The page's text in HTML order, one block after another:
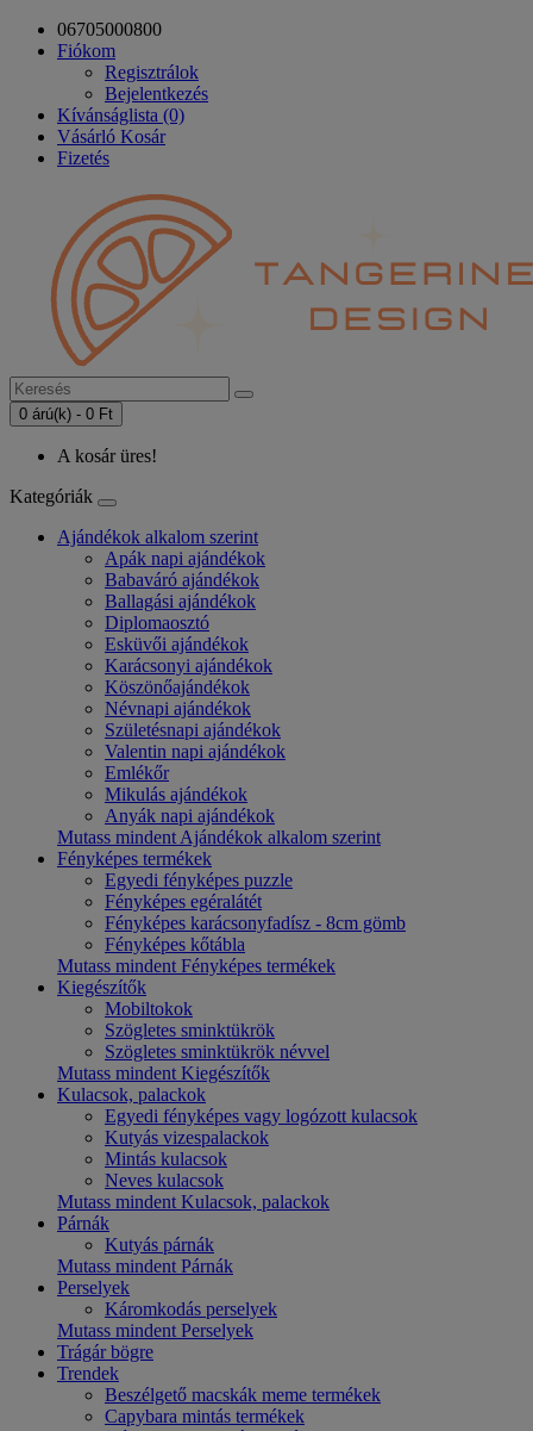
06705000800
Fiókom
Regisztrálok
Bejelentkezés
Kívánságlista (0)
Vásárló Kosár
Fizetés
0 árú(k) - 0 Ft
A kosár üres!
Kategóriák
Ajándékok alkalom szerint
Apák napi ajándékok
Babaváró ajándékok
Ballagási ajándékok
Diplomaosztó
Esküvői ajándékok
Karácsonyi ajándékok
Köszönőajándékok
Névnapi ajándékok
Születésnapi ajándékok
Valentin napi ajándékok
Emlékőr
Mikulás ajándékok
Anyák napi ajándékok
Mutass mindent Ajándékok alkalom szerint
Fényképes termékek
Egyedi fényképes puzzle
Fényképes egéralátét
Fényképes karácsonyfadísz - 8cm gömb
Fényképes kőtábla
Mutass mindent Fényképes termékek
Kiegészítők
Mobiltokok
Szögletes sminktükrök
Szögletes sminktükrök névvel
Mutass mindent Kiegészítők
Kulacsok, palackok
Egyedi fényképes vagy logózott kulacsok
Kutyás vizespalackok
Mintás kulacsok
Neves kulacsok
Mutass mindent Kulacsok, palackok
Párnák
Kutyás párnák
Mutass mindent Párnák
Perselyek
Káromkodás perselyek
Mutass mindent Perselyek
Trágár bögre
Trendek
Beszélgető macskák meme termékek
Capybara mintás termékek